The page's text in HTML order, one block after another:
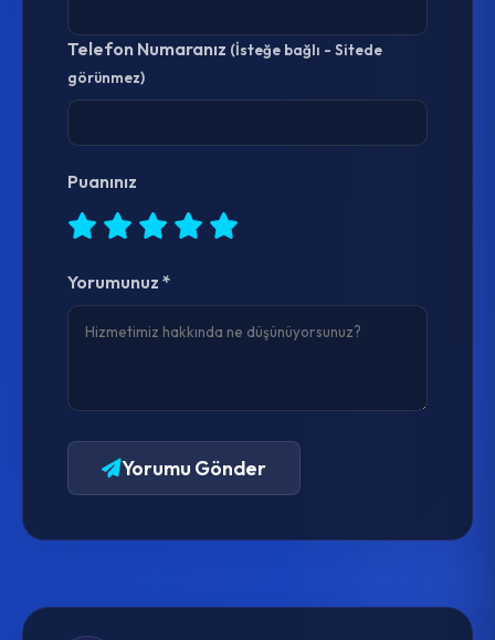
Telefon Numaranız (İsteğe bağlı - Sitede
görünmez)
Puanınız
Yorumunuz *
Yorumu Gönder